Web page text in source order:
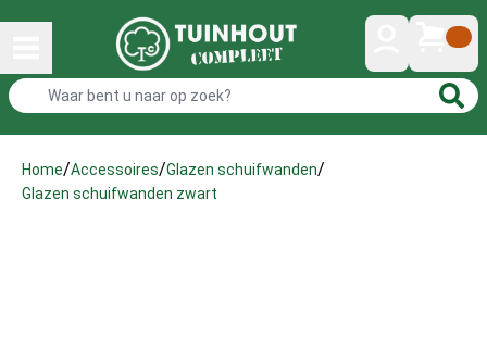
Home/Accessoires/Glazen schuifwanden/
Glazen schuifwanden zwart